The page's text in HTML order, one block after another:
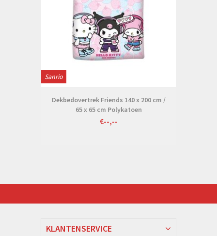
Sanrio
Dekbedovertrek Friends 140 x 200 cm /
65 x 65 cm Polykatoen
€--,--
KLANTENSERVICE